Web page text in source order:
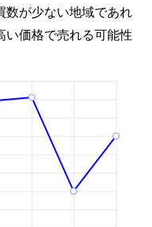
数が少ない地域であれ
い価格で売れる可能性